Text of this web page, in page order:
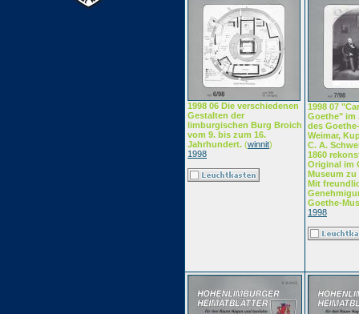
1998 06 Die verschiedenen
Gestalten der
limburgischen Burg Broich
vom 9. bis zum 16.
Jahrhundert. (winnit)
1998
1998 07
Goethe" im
des
Weimar,
C. A.
1860
Original im
Museum
Mit
Goethe-
1998